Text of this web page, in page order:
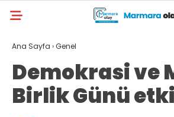
Ana Sayfa ›Genel
Demokrasi ve
Birlik Günü